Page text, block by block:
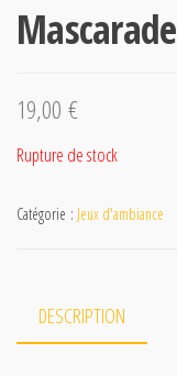
Mascarade
19,00 €
Rupture de stock
Catégorie : Jeux d'ambiance
DESCRIPTION